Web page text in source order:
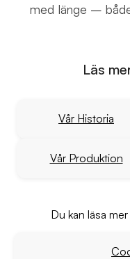
med länge –
Läs
Vår Historia
Vår Produktion
Du kan läsa